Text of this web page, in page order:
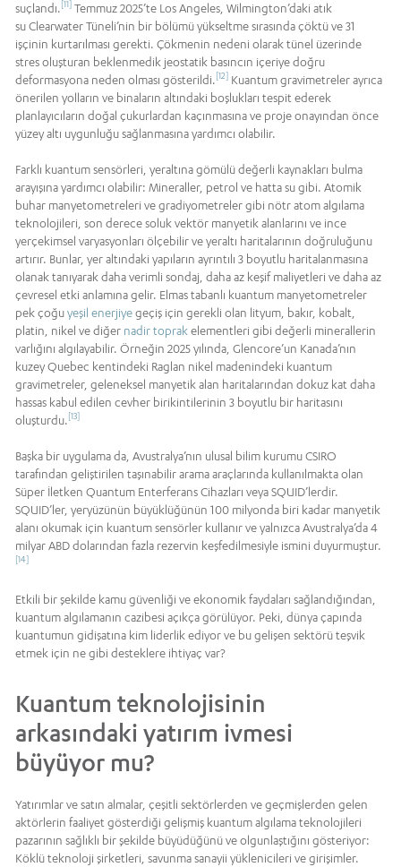
suçlandı. [11] Temmuz 2025’te Los Angeles, Wilmington’daki atık
su Clearwater Tüneli’nin bir bölümü yükseltme sırasında çöktü ve 31
işçinin kurtarılması gerekti. Çökmenin nedeni olarak tünel üzerinde
stres oluşturan beklenmedik jeostatik basıncın içeriye doğru
deformasyona neden olması gösterildi. [12] Kuantum gravimetreler ayrıca
önerilen yolların ve binaların altındaki boşlukları tespit ederek
planlayıcıların doğal çukurlardan kaçınmasına ve proje onayından önce
yüzey altı uygunluğu sağlanmasına yardımcı olabilir.
Farklı kuantum sensörleri, yeraltına gömülü değerli kaynakları bulma
arayışına yardımcı olabilir: Mineraller, petrol ve hatta su gibi. Atomik
buhar manyetometreleri ve gradiyometreler gibi nötr atom algılama
teknolojileri, son derece soluk vektör manyetik alanlarını ve ince
yerçekimsel varyasyonları ölçebilir ve yeraltı haritalarının doğruluğunu
artırır. Bunlar, yer altındaki yapıların ayrıntılı 3 boyutlu haritalanmasına
olanak tanıyarak daha verimli sondaj, daha az keşif maliyetleri ve daha az
çevresel etki anlamına gelir. Elmas tabanlı kuantum manyetometreler
pek çoğuyeşil enerjiyegeçiş için gerekli olan lityum, bakır, kobalt,
platin, nikel ve diğer nadir toprakelementleri gibi değerli minerallerin
varlığını algılayabilir. Örneğin 2025 yılında, Glencore’un Kanada’nın
kuzey Quebec kentindeki Raglan nikel madenindeki kuantum
gravimetreler, geleneksel manyetik alan haritalarından dokuz kat daha
hassas kabul edilen cevher birikintilerinin 3 boyutlu bir haritasını
oluşturdu. [13]
Başka bir uygulama da, Avustralya’nın ulusal bilim kurumu CSIRO
tarafından geliştirilen taşınabilir arama araçlarında kullanılmakta olan
Süper İletken Quantum Enterferans Cihazları veya SQUID’lerdir.
SQUID’ler, yeryüzünün büyüklüğünün 100 milyonda biri kadar manyetik
alanı okumak için kuantum sensörler kullanır ve yalnızca Avustralya’da 4
milyar ABD dolarından fazla rezervin keşfedilmesiyle ismini duyurmuştur.
[14]
Etkili bir şekilde kamu güvenliği ve ekonomik faydaları sağlandığından,
kuantum algılamanın cazibesi açıkça görülüyor. Peki, dünya çapında
kuantumun gidişatına kim liderlik ediyor ve bu gelişen sektörü teşvik
etmek için ne gibi desteklere ihtiyaç var?
Kuantum teknolojisinin
arkasındaki yatırım ivmesi
büyüyor mu?
Yatırımlar ve satın almalar, çeşitli sektörlerden ve geçmişlerden gelen
aktörlerin faaliyet gösterdiği gelişmiş kuantum algılama teknolojileri
pazarının sağlıklı bir şekilde büyüdüğünü ve olgunlaştığını gösteriyor:
Köklü teknoloji şirketleri, savunma sanayii yüklenicileri ve girişimler.